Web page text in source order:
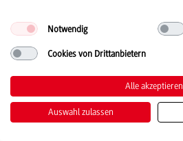
Rief, Manfred, Dipl.-Ing. (FH)
Maschinenbau
Rieger, Bernd, Prof. Dr.
BWL - Bank und BWL - Finanzdienstleistungen
Riegger, Chiara
Notwendig
Cookies von Drittanbietern
Alle akzeptieren
Auswahl zulassen